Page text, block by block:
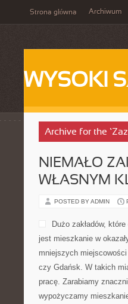
Strona główna Archiwum
WYSOKI
Archive for the
NIEMAŁO
WŁASNYM
POSTED BY ADMIN
Dużo zakładów,
jest mieszkanie w
mniejszych
czy Gdańsk. W takich
pracę. Zarabiamy
wypożyczamy